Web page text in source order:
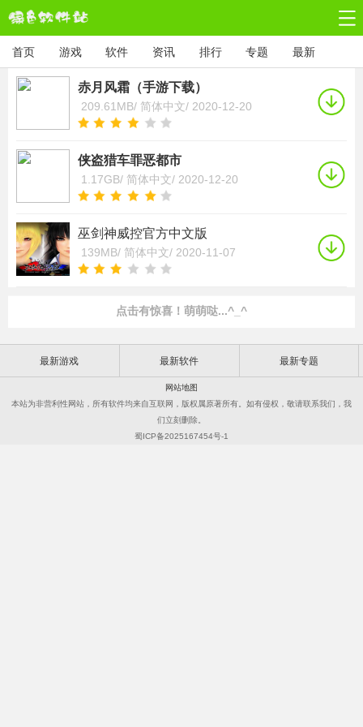
首页 游戏 软件 资讯 排行 专题 最新
赤月风霜（手游下载）
209.61MB/ 简体中文/ 2020-12-20
侠盗猎车罪恶都市
1.17GB/ 简体中文/ 2020-12-20
巫剑神威控官方中文版
139MB/ 简体中文/ 2020-11-07
点击有惊喜！萌萌哒...^_^
最新游戏 最新软件 最新专题
网站地图
本站为非营利性网站，所有软件均来自互联网，版权属原著所有。如有侵权，敬请联系我们，我
们立刻删除。
蜀ICP备2025167454号-1